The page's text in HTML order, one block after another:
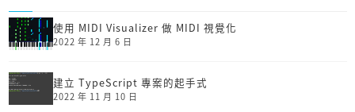
使用 MIDI Visualizer 做 MIDI 視覺化
2022 年 12 月 6 日
建立 TypeScript 專案的起手式
2022 年 11 月 10 日